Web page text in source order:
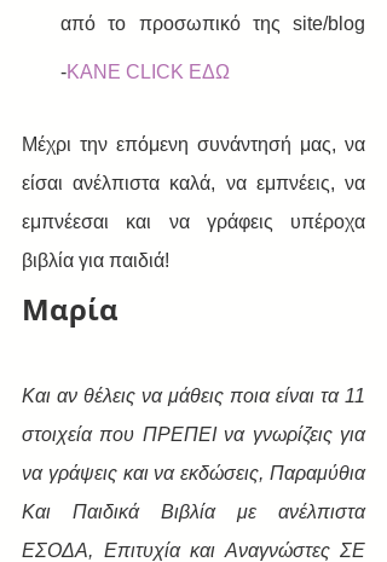
από το προσωπικό της site/blog
-ΚΑΝΕ CLICK ΕΔΩ
Μέχρι την επόμενη συνάντησή μας, να
είσαι ανέλπιστα καλά, να εμπνέεις, να
εμπνέεσαι και να γράφεις υπέροχα
βιβλία για παιδιά!
Μαρία
Και αν θέλεις να μάθεις ποια είναι τα 11
στοιχεία που ΠΡΕΠΕΙ να γνωρίζεις για
να γράψεις και να εκδώσεις, Παραμύθια
Και Παιδικά Βιβλία με ανέλπιστα
ΕΣΟΔΑ, Επιτυχία και Αναγνώστες ΣΕ